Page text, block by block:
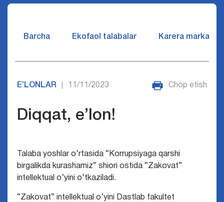
Barcha Ekofaol talabalar Karera markazi
E’LONLAR 11/11/2023 Chop etish
Diqqat, e’lon!
Talaba yoshlar o‘rtasida “Korrupsiyaga qarshi
birgalikda kurashamiz” shiori ostida “Zakovat”
intellektual o‘yini o‘tkaziladi.
“Zakovat” intellektual o‘yini Dastlab fakultet